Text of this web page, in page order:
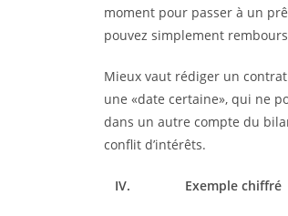
moment pour passer à un
pouvez simplement
Mieux vaut rédiger un
une «date certaine», qui ne
dans un autre compte du
conflit d’intérêts.
IV. Exemple chiffré